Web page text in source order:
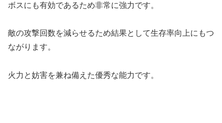
ボスにも有効であるため非常に強力です。
敵の攻撃回数を減らせるため結果として生存率向上にもつ
ながります。
火力と妨害を兼ね備えた優秀な能力です。